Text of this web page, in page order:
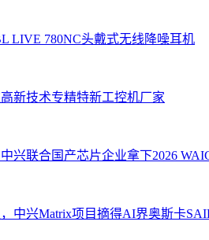
LIVE 780NC头戴式无线降噪耳机
新技术专精特新工控机厂家
兴联合国产芯片企业拿下2026
中兴Matrix项目摘得AI界奥斯卡